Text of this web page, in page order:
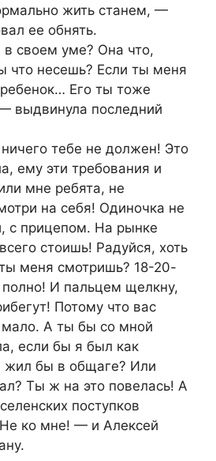
жить станем, —
ее обнять.
своем уме? Она что,
что несешь? Если ты меня
Его ты тоже
выдвинула последний
тебе не должен! Это
ему эти требования и
мне ребята, не
на себя! Одиночка не
с прицепом. На рынке
стоишь! Радуйся, хоть
меня смотришь? 18-20-
полно! И пальцем щелкну,
Потому что вас
А ты бы со мной
если бы я был как
жил бы в общаге? Или
Ты ж на это повелась! А
поступков
ко мне! — и Алексей